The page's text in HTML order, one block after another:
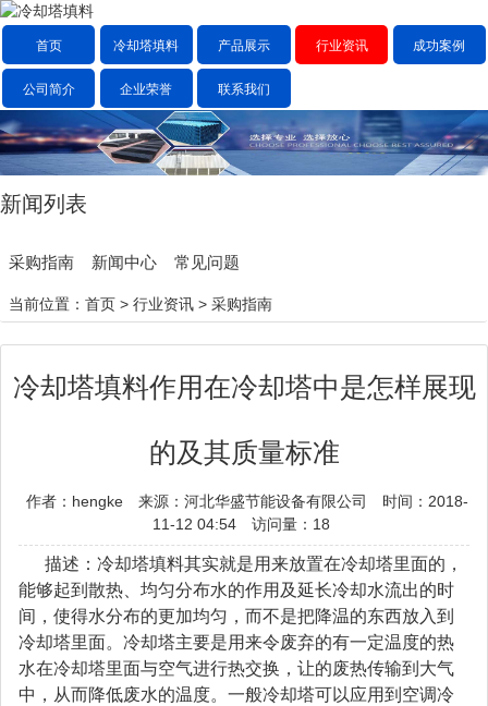
首页 冷却塔填料 产品展示 行业资讯 成功案例
公司简介 企业荣誉 联系我们
新闻列表
采购指南 新闻中心 常见问题
当前位置： 首页 > 行业资讯 > 采购指南
冷却塔填料作用在冷却塔中是怎样展现
的及其质量标准
作者：hengke 来源：河北华盛节能设备有限公司
时间：2018-
11-12 04:54
访问量：18
描述：冷却塔填料其实就是用来放置在冷却塔里面的，
能够起到散热、均匀分布水的作用及延长冷却水流出的时
间，使得水分布的更加均匀，而不是把降温的东西放入到
冷却塔里面。冷却塔主要是用来令废弃的有一定温度的热
水在冷却塔里面与空气进行热交换，让的废热传输到大气
中，从而降低废水的温度。一般冷却塔可以应用到空调冷